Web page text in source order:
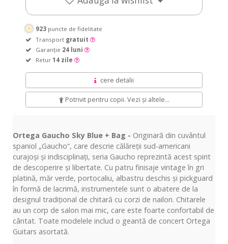
923 puncte de fidelitate
Transport gratuit
Garanție 24 luni
Retur 14 zile
cere detalii
Potrivit pentru copii. Vezi și altele...
Ortega Gaucho Sky Blue + Bag - Originară din cuvântul
spaniol „Gaucho“, care descrie călăreții sud-americani
curajoși și indisciplinați, seria Gaucho reprezintă acest spirit
de descoperire și libertate. Cu patru finisaje vintage în gri
platină, măr verde, portocaliu, albastru deschis și pickguard
în formă de lacrimă, instrumentele sunt o abatere de la
designul tradițional de chitară cu corzi de nailon. Chitarele
au un corp de salon mai mic, care este foarte confortabil de
cântat. Toate modelele includ o geantă de concert Ortega
Guitars asortată.